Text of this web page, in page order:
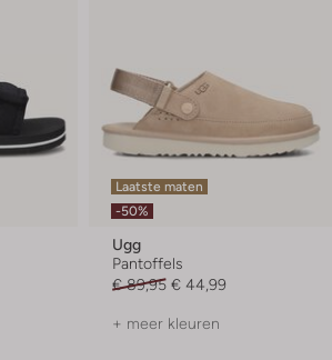
Laatste maten
-50%
Ugg
Pantoffels
€ 89,95 € 44,99
+ meer kleuren